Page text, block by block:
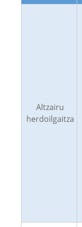
Altzairu
herdoilgaitza